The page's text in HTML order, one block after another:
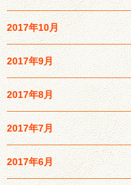
2017年10月
2017年9月
2017年8月
2017年7月
2017年6月